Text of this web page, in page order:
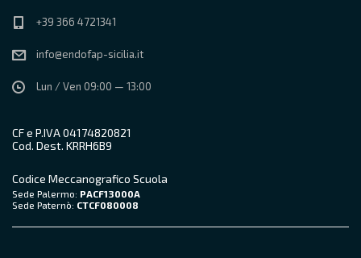
+39 366 4721341
info@endofap-sicilia.it
Lun / Ven 09:00 — 13:00
CF e P.IVA 04174820821
Cod. Dest. KRRH6B9
Codice Meccanografico Scuola
Sede Palermo: PACF13000A
Sede Paternò: CTCF080008